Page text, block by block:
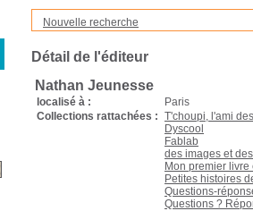
Nouvelle recherche
Détail de l'éditeur
Nathan Jeunesse
localisé à :
Paris
Collections rattachées : T'choupi, l'ami
Dyscool
Fablab
des images et
Mon premier
Petites histoires
Questions-
Questions ?